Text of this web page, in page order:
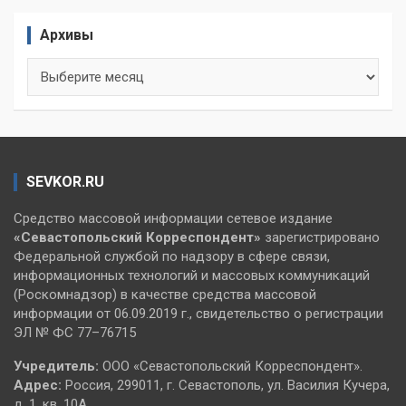
Архивы
SEVKOR.RU
Средство массовой информации сетевое издание
«Севастопольский Корреспондент» зарегистрировано
Федеральной службой по надзору в сфере связи,
информационных технологий и массовых коммуникаций
(Роскомнадзор) в качестве средства массовой
информации от 06.09.2019 г., свидетельство о регистрации
ЭЛ № ФС 77–76715
Учредитель: ООО «Севастопольский Корреспондент».
Адрес: Россия, 299011, г. Севастополь, ул. Василия Кучера,